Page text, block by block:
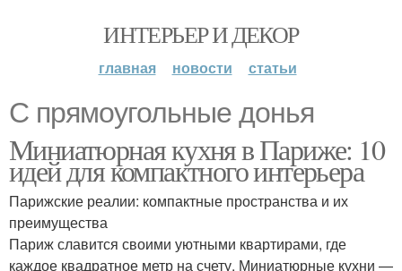
ИНТЕРЬЕР И ДЕКОР
главная новости статьи
С прямоугольные донья
Миниатюрная кухня в Париже: 10
идей для компактного интерьера
Парижские реалии: компактные пространства и их
преимущества
Париж славится своими уютными квартирами, где
каждое квадратное метр на счету. Миниатюрные кухни —